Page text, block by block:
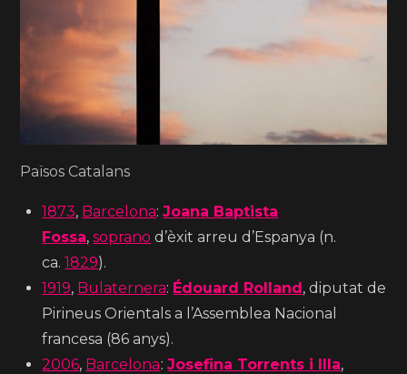
Països Catalans
1873, Barcelona:Joana Baptista
Fossa,soprano d’èxit arreu d’Espanya (n.
ca.1829).
1919, Bulaternera: Édouard Rolland, diputat de
Pirineus Orientals a l’Assemblea Nacional
francesa (86 anys).
2006, BarcelonaːJosefina Torrents i Illa,